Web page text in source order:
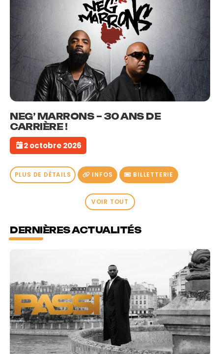
NEG’ MARRONS – 30 ANS DE
CARRIÈRE !
2 octobre 2026
PLUS DE DÉTAILS INFOS BILLETTERIE
VOIR TOUT
DERNIÈRES ACTUALITÉS